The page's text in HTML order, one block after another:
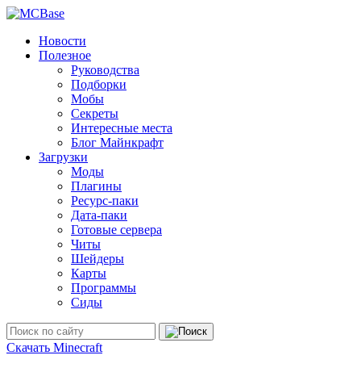
Новости
Полезное
Руководства
Подборки
Мобы
Секреты
Интересные места
Блог Майнкрафт
Загрузки
Моды
Плагины
Ресурс-паки
Дата-паки
Готовые сервера
Читы
Шейдеры
Карты
Программы
Сиды
Скачать Minecraft